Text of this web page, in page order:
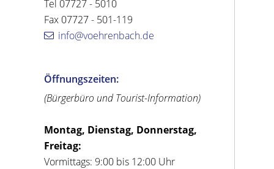
Tel 07727 - 5010
Fax 07727 - 501-119
info@voehrenbach.de
Öffnungszeiten:
(Bürgerbüro und Tourist-Information)
Montag, Dienstag, Donnerstag,
Freitag:
Vormittags: 9:00 bis 12:00 Uhr